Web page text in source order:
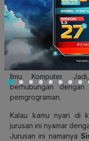
Kalau dua jurusan
sistem dan
software,
Kata kunci dari
berarti kamu di sini
komputer ya (TINGGAL
Di sini, kamu bakal
Ilmu Komputer.
berhubungan
pemgrograman.
Kalau kamu nyari di
jurusan ini nyamar
Jurusan ini namanya